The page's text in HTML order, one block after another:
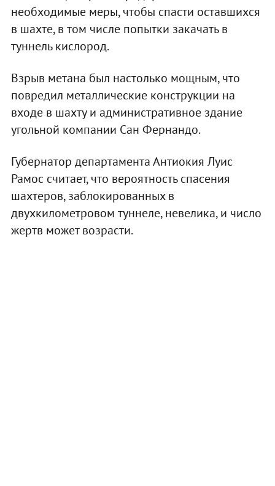
необходимые меры, чтобы спасти оставшихся
в шахте, в том числе попытки закачать в
туннель кислород.
Взрыв метана был настолько мощным, что
повредил металлические конструкции на
входе в шахту и административное здание
угольной компании Сан Фернандо.
Губернатор департамента Антиокия Луис
Рамос считает, что вероятность спасения
шахтеров, заблокированных в
двухкилометровом туннеле, невелика, и число
жертв может возрасти.